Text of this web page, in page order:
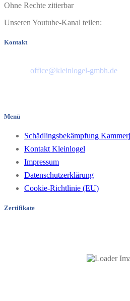
Ohne Rechte zitierbar
Unseren Youtube-Kanal teilen:
Kontakt
office@kleinlogel-gmbh.de
Menü
Schädlingsbekämpfung
Kontakt Kleinlogel
Impressum
Datenschutzerklärung
Cookie-Richtlinie (EU)
Zertifikate